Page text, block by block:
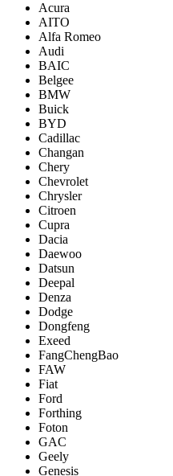
Acura
AITO
Alfa Romeo
Audi
BAIC
Belgee
BMW
Buick
BYD
Cadillac
Changan
Chery
Chevrolet
Chrysler
Citroen
Cupra
Dacia
Daewoo
Datsun
Deepal
Denza
Dodge
Dongfeng
Exeed
FangChengBao
FAW
Fiat
Ford
Forthing
Foton
GAC
Geely
Genesis